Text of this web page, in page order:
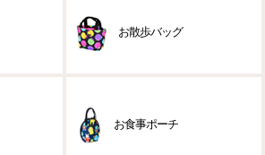
お散歩バッグ
お食事ポーチ